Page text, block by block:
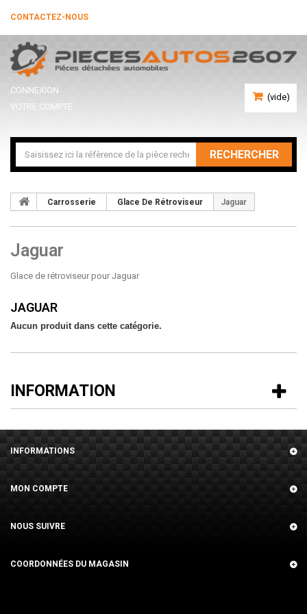
CONTACTEZ-NOUS
(vide)
CONNEXION
VOTRE COMPTE
RECHERCHER
Carrosserie Glace De Rétroviseur Jaguar
Jaguar
Glace de rétroviseur pour Jaguar
JAGUAR
Aucun produit dans cette catégorie.
INFORMATION
INFORMATIONS
MON COMPTE
NOUS SUIVRE
COORDONNÉES DU MAGASIN